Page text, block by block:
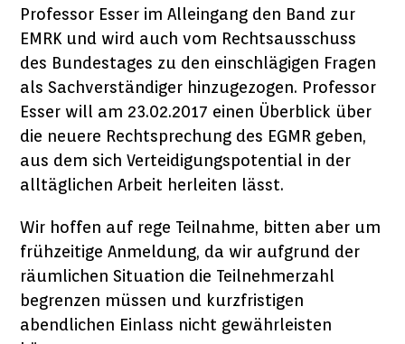
Professor Esser im Alleingang den Band zur
EMRK und wird auch vom Rechtsausschuss
des Bundestages zu den einschlägigen Fragen
als Sachverständiger hinzugezogen. Professor
Esser will am 23.02.2017 einen Überblick über
die neuere Rechtsprechung des EGMR geben,
aus dem sich Verteidigungspotential in der
alltäglichen Arbeit herleiten lässt.
Wir hoffen auf rege Teilnahme, bitten aber um
frühzeitige Anmeldung, da wir aufgrund der
räumlichen Situation die Teilnehmerzahl
begrenzen müssen und kurzfristigen
abendlichen Einlass nicht gewährleisten